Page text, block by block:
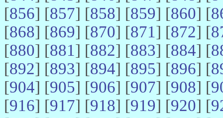
[856] [857] [858] [859] [860] [
[868] [869] [870] [871] [872] [
[880] [881] [882] [883] [884] [
[892] [893] [894] [895] [896] [
[904] [905] [906] [907] [908] [
[916] [917] [918] [919] [920] [